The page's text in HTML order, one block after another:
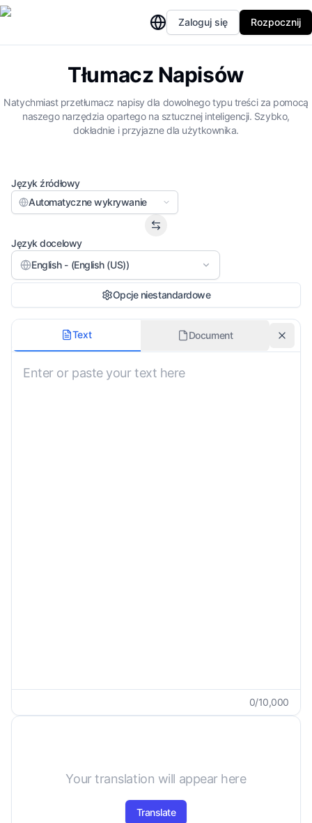
Zaloguj się Rozpocznij
Tłumacz Napisów
Natychmiast przetłumacz napisy dla dowolnego typu treści za pomocą
naszego narzędzia opartego na sztucznej inteligencji. Szybko,
dokładnie i przyjazne dla użytkownika.
Język źródłowy
Automatyczne wykrywanie
Język docelowy
English - (English (US))
Opcje niestandardowe
Zachowaj czas
Text Document
0/10,000
Your translation will appear here
Translate